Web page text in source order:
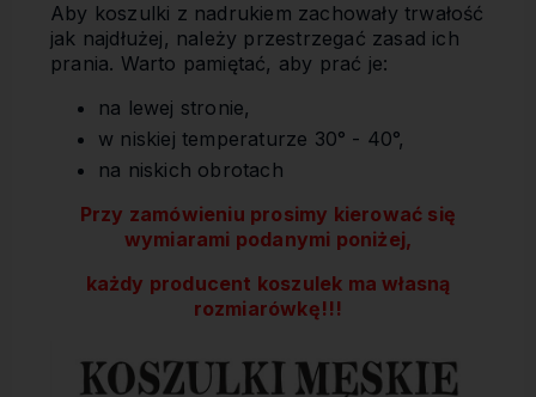
Aby koszulki z nadrukiem zachowały trwałość
jak najdłużej, należy przestrzegać zasad ich
prania. Warto pamiętać, aby prać je:
na lewej stronie,
w niskiej temperaturze 30° - 40°,
na niskich obrotach
Przy zamówieniu prosimy kierować się
wymiarami podanymi poniżej,
każdy producent koszulek ma własną
rozmiarówkę!!!